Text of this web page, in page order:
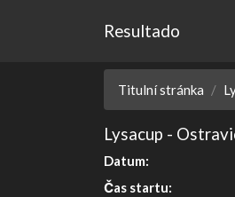
Resultado
Titulní stránka
Lysacup -
Datum:
Čas startu: